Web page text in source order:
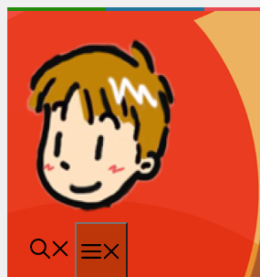
跳